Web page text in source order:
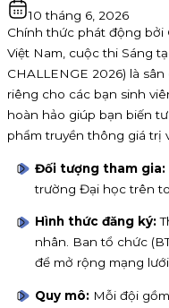
10 tháng 6, 2026
Chính thức phát động bởi
Việt Nam, cuộc thi Sáng
CHALLENGE 2026) là
riêng cho các bạn sinh
hoàn hảo giúp bạn biến
phẩm truyền thông giá trị
Đối tượng tham gia:
trường Đại học trên
Hình thức đăng ký:
nhân. Ban tổ chức
để mở rộng mạng
Quy mô:Mỗi đội gồm